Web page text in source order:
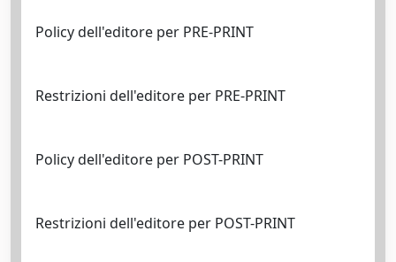
Policy dell'editore per PRE-PRINT
Restrizioni dell'editore per PRE-PRINT
Policy dell'editore per POST-PRINT
Restrizioni dell'editore per POST-PRINT